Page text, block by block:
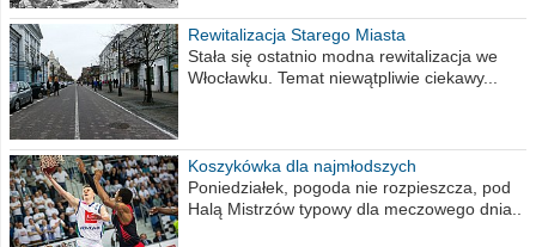
Rewitalizacja Starego Miasta
Stała się ostatnio modna rewitalizacja we
Włocławku. Temat niewątpliwie ciekawy...
Koszykówka dla najmłodszych
Poniedziałek, pogoda nie rozpieszcza, pod
Halą Mistrzów typowy dla meczowego dnia..